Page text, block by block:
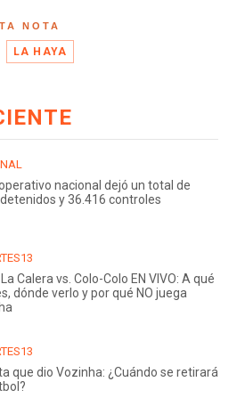
NOTA
LA HAYA
nacional dejó un total de
y 36.416 controles
Calera vs. Colo-Colo EN VIVO: A qué
dónde verlo y por qué NO juega
que dio Vozinha: ¿Cuándo se retirará